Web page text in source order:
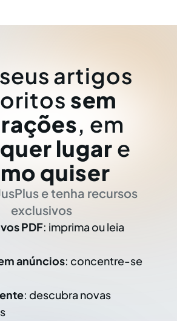
artigos
sem
, em
lugar e
quiser
e tenha recursos
exclusivos
PDF: imprima ou leia
anúncios: concentre-se
: descubra novas